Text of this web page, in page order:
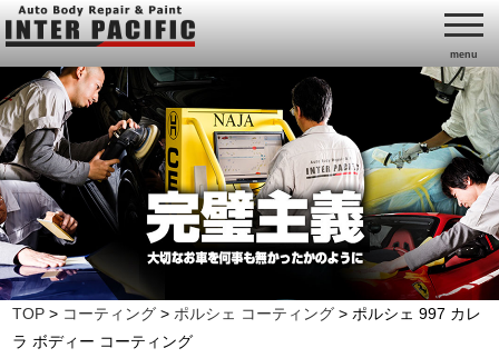
menu
TOP > コーティング > ポルシェ コーティング > ポルシェ 997 カレ
ラ ボディー コーティング